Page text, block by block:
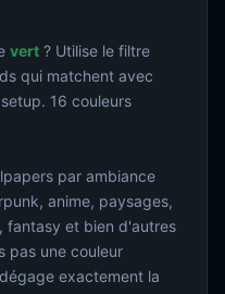
vert ? Utilise le filtre
qui matchent avec
16 couleurs
par ambiance
anime, paysages,
fantasy et bien d'autres
pas une couleur
exactement la